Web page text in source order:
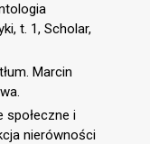
t. 1, Scholar,
Marcin
społeczne i
nierówności